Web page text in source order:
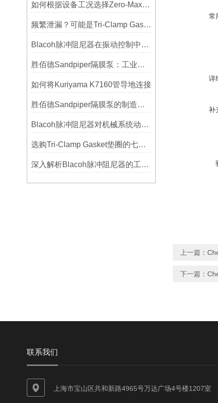
如何根据设备工况选择Zero-Max联轴器？
频繁泄漏？可能是Tri-Clamp Gasket垫圈安装的这5个误区导致的
Blacoh脉冲阻尼器在振动控制中的作用分析
胜佰德Sandpiper隔膜泵：工业流体输送的可靠动力解决方案
如何将Kuriyama K7160管导地连接
胜佰德Sandpiper隔膜泵的制造工艺和技术难点
Blacoh脉冲阻尼器对机械系统动态特性的影响分析
选购Tri-Clamp Gasket垫圈的七大要点
深入解析Blacoh脉冲阻尼器的工作原理与应用
常
详
补
上一篇：
下一篇：
联系我们
上海市宝山区共和新路4965号万达广场4号楼1207室